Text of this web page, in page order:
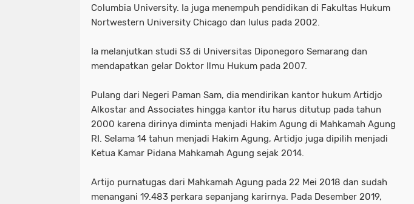
Columbia University. Ia juga menempuh pendidikan di Fakultas Hukum
Nortwestern University Chicago dan lulus pada 2002.
Ia melanjutkan studi S3 di Universitas Diponegoro Semarang dan
mendapatkan gelar Doktor Ilmu Hukum pada 2007.
Pulang dari Negeri Paman Sam, dia mendirikan kantor hukum Artidjo
Alkostar and Associates hingga kantor itu harus ditutup pada tahun
2000 karena dirinya diminta menjadi Hakim Agung di Mahkamah Agung
RI. Selama 14 tahun menjadi Hakim Agung, Artidjo juga dipilih menjadi
Ketua Kamar Pidana Mahkamah Agung sejak 2014.
Artijo purnatugas dari Mahkamah Agung pada 22 Mei 2018 dan sudah
menangani 19.483 perkara sepanjang karirnya. Pada Desember 2019,